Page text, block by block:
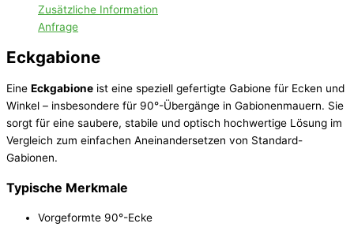
Zusätzliche Information
Anfrage
Eckgabione
Eine Eckgabione ist eine speziell gefertigte Gabione für Ecken und
Winkel – insbesondere für 90°-Übergänge in Gabionenmauern. Sie
sorgt für eine saubere, stabile und optisch hochwertige Lösung im
Vergleich zum einfachen Aneinandersetzen von Standard-
Gabionen.
Typische Merkmale
Vorgeformte 90°-Ecke